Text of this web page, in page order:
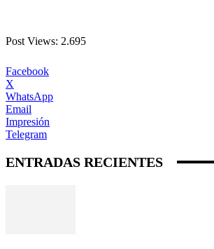
Post Views: 2.695
Facebook
X
WhatsApp
Email
Impresión
Telegram
ENTRADAS RECIENTES